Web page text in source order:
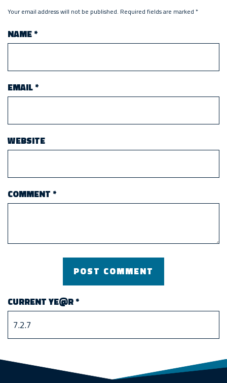
Your email address will not be published. Required fields are marked *
NAME*
EMAIL*
WEBSITE
COMMENT *
CURRENT YE@R*